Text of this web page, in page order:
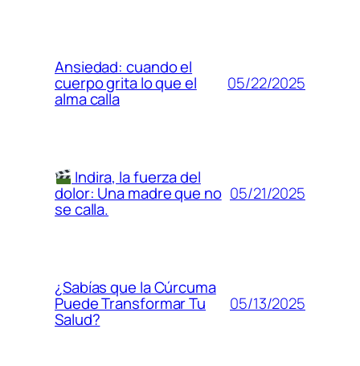
Ansiedad: cuando el
cuerpo grita lo que el
alma calla
05/22/2025
Indira, la fuerza del
dolor: Una madre que no
se calla.
05/21/2025
¿Sabías que la Cúrcuma
Puede Transformar Tu
Salud?
05/13/2025